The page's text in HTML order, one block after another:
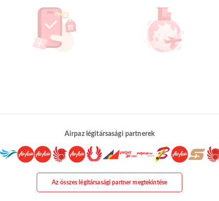
Airpaz légitársasági partnerek
Az összes légitársasági partner megtekintése